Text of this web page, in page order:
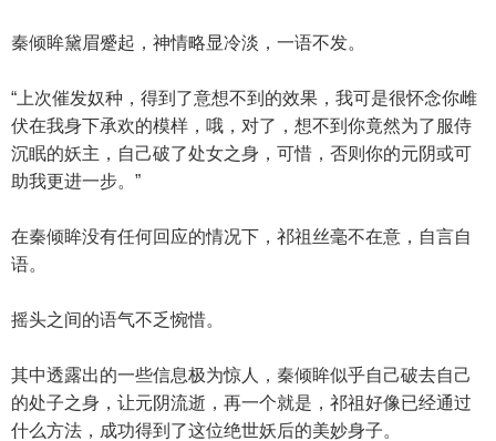
秦倾眸黛眉蹙起，神情略显冷淡，一语不发。
“上次催发奴种，得到了意想不到的效果，我可是很怀念你雌
伏在我身下承欢的模样，哦，对了，想不到你竟然为了服侍
沉眠的妖主，自己破了处女之身，可惜，否则你的元阴或可
助我更进一步。”
在秦倾眸没有任何回应的情况下，祁祖丝毫不在意，自言自
语。
摇头之间的语气不乏惋惜。
其中透露出的一些信息极为惊人，秦倾眸似乎自己破去自己
的处子之身，让元阴流逝，再一个就是，祁祖好像已经通过
什么方法，成功得到了这位绝世妖后的美妙身子。